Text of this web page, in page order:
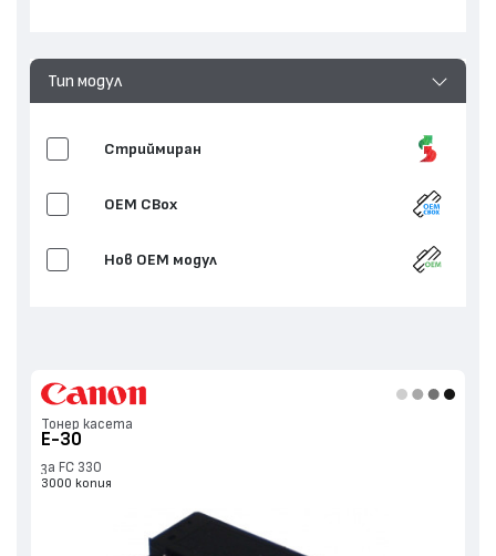
Тип модул
Стриймиран
OEM CBox
Нов ОЕМ модул
Тонер касета
E-30
за FC 330
3000 копия